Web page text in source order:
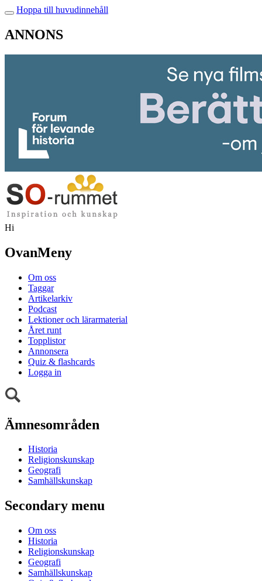
Hoppa till huvudinnehåll
ANNONS
Hi
OvanMeny
Om oss
Taggar
Artikelarkiv
Podcast
Lektioner och lärarmaterial
Året runt
Topplistor
Annonsera
Quiz & flashcards
Logga in
Ämnesområden
Historia
Religionskunskap
Geografi
Samhällskunskap
Secondary menu
Om oss
Historia
Religionskunskap
Geografi
Samhällskunskap